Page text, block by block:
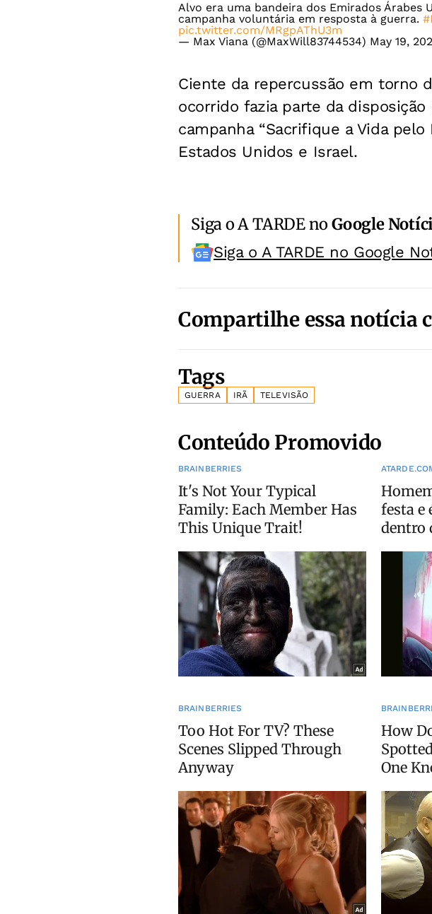
Alvo era uma bandeira dos Emirados
campanha voluntária em resposta à guerra.
pic.twitter.com/MRgpAThU3m
— Max Viana (@MaxWill83744534) May 19,
Ciente da repercussão em torno
ocorrido fazia parte da
campanha “Sacrifique a Vida
Estados Unidos e Israel.
Siga o A TARDE noGoogle
Siga o A TARDE no Google
Compartilhe essa notícia
Tags
GUERRA IRÃ TELEVISÃO